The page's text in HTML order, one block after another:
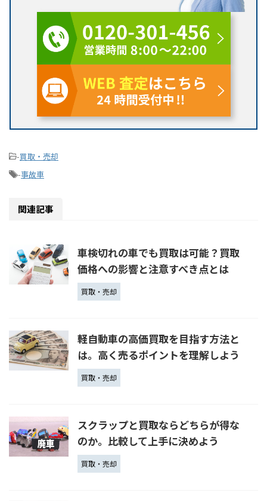
-買取・売却
-事故車
関連記事
車検切れの車でも買取は可能？買取
価格への影響と注意すべき点とは
買取・売却
軽自動車の高価買取を目指す方法と
は。高く売るポイントを理解しよう
買取・売却
スクラップと買取ならどちらが得な
のか。比較して上手に決めよう
買取・売却